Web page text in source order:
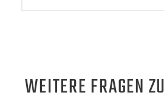
WEITERE FRAGEN